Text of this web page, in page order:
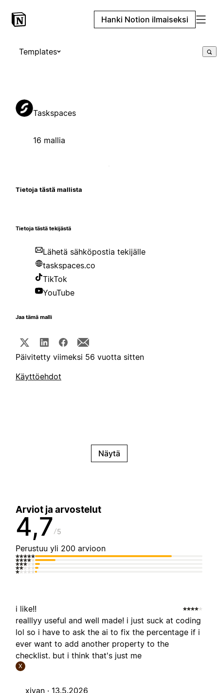
Hanki Notion ilmaiseksi
Templates
Taskspaces
16 mallia
Tietoja tästä mallista
Tietoja tästä tekijästä
Lähetä sähköpostia tekijälle
taskspaces.co
TikTok
YouTube
Jaa tämä malli
Päivitetty viimeksi 56 vuotta sitten
Käyttöehdot
Näytä
Arviot ja arvostelut
4,7 5
Perustuu yli 200 arvioon
i like!!
realllyy useful and well made! i just suck at coding
lol so i have to ask the ai to fix the percentage if i
ever want to add another property to the
checklist. but i think that's just me
X
xiyan · 13.5.2026